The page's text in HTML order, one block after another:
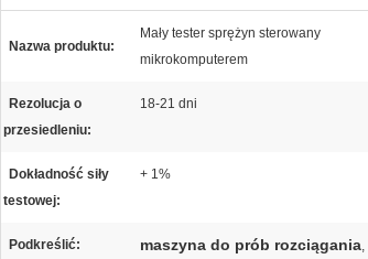
Nazwa produktu:
Mały tester sprężyn sterowany
mikrokomputerem
Rezolucja o
przesiedleniu:
18-21 dni
Dokładność siły
testowej:
+ 1%
Podkreślić: maszyna do prób rozciągania,